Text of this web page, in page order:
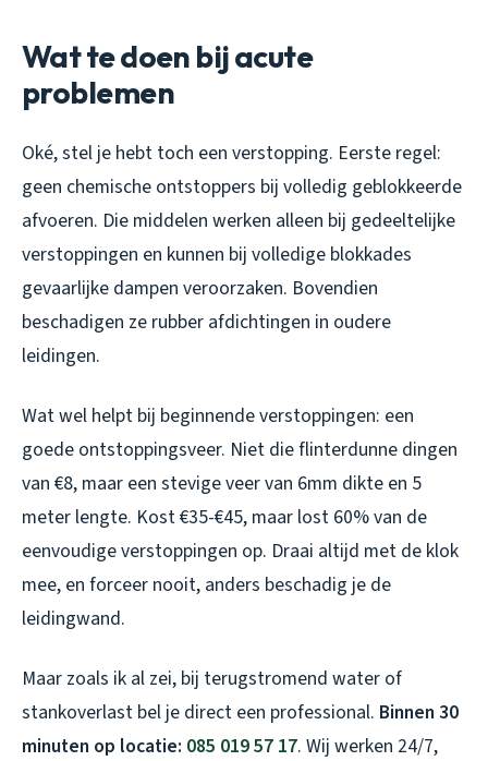
Wat te doen bij acute
problemen
Oké, stel je hebt toch een verstopping. Eerste regel:
geen chemische ontstoppers bij volledig geblokkeerde
afvoeren. Die middelen werken alleen bij gedeeltelijke
verstoppingen en kunnen bij volledige blokkades
gevaarlijke dampen veroorzaken. Bovendien
beschadigen ze rubber afdichtingen in oudere
leidingen.
Wat wel helpt bij beginnende verstoppingen: een
goede ontstoppingsveer. Niet die flinterdunne dingen
van €8, maar een stevige veer van 6mm dikte en 5
meter lengte. Kost €35-€45, maar lost 60% van de
eenvoudige verstoppingen op. Draai altijd met de klok
mee, en forceer nooit, anders beschadig je de
leidingwand.
Maar zoals ik al zei, bij terugstromend water of
stankoverlast bel je direct een professional. Binnen 30
minuten op locatie: 085 019 57 17. Wij werken 24/7,